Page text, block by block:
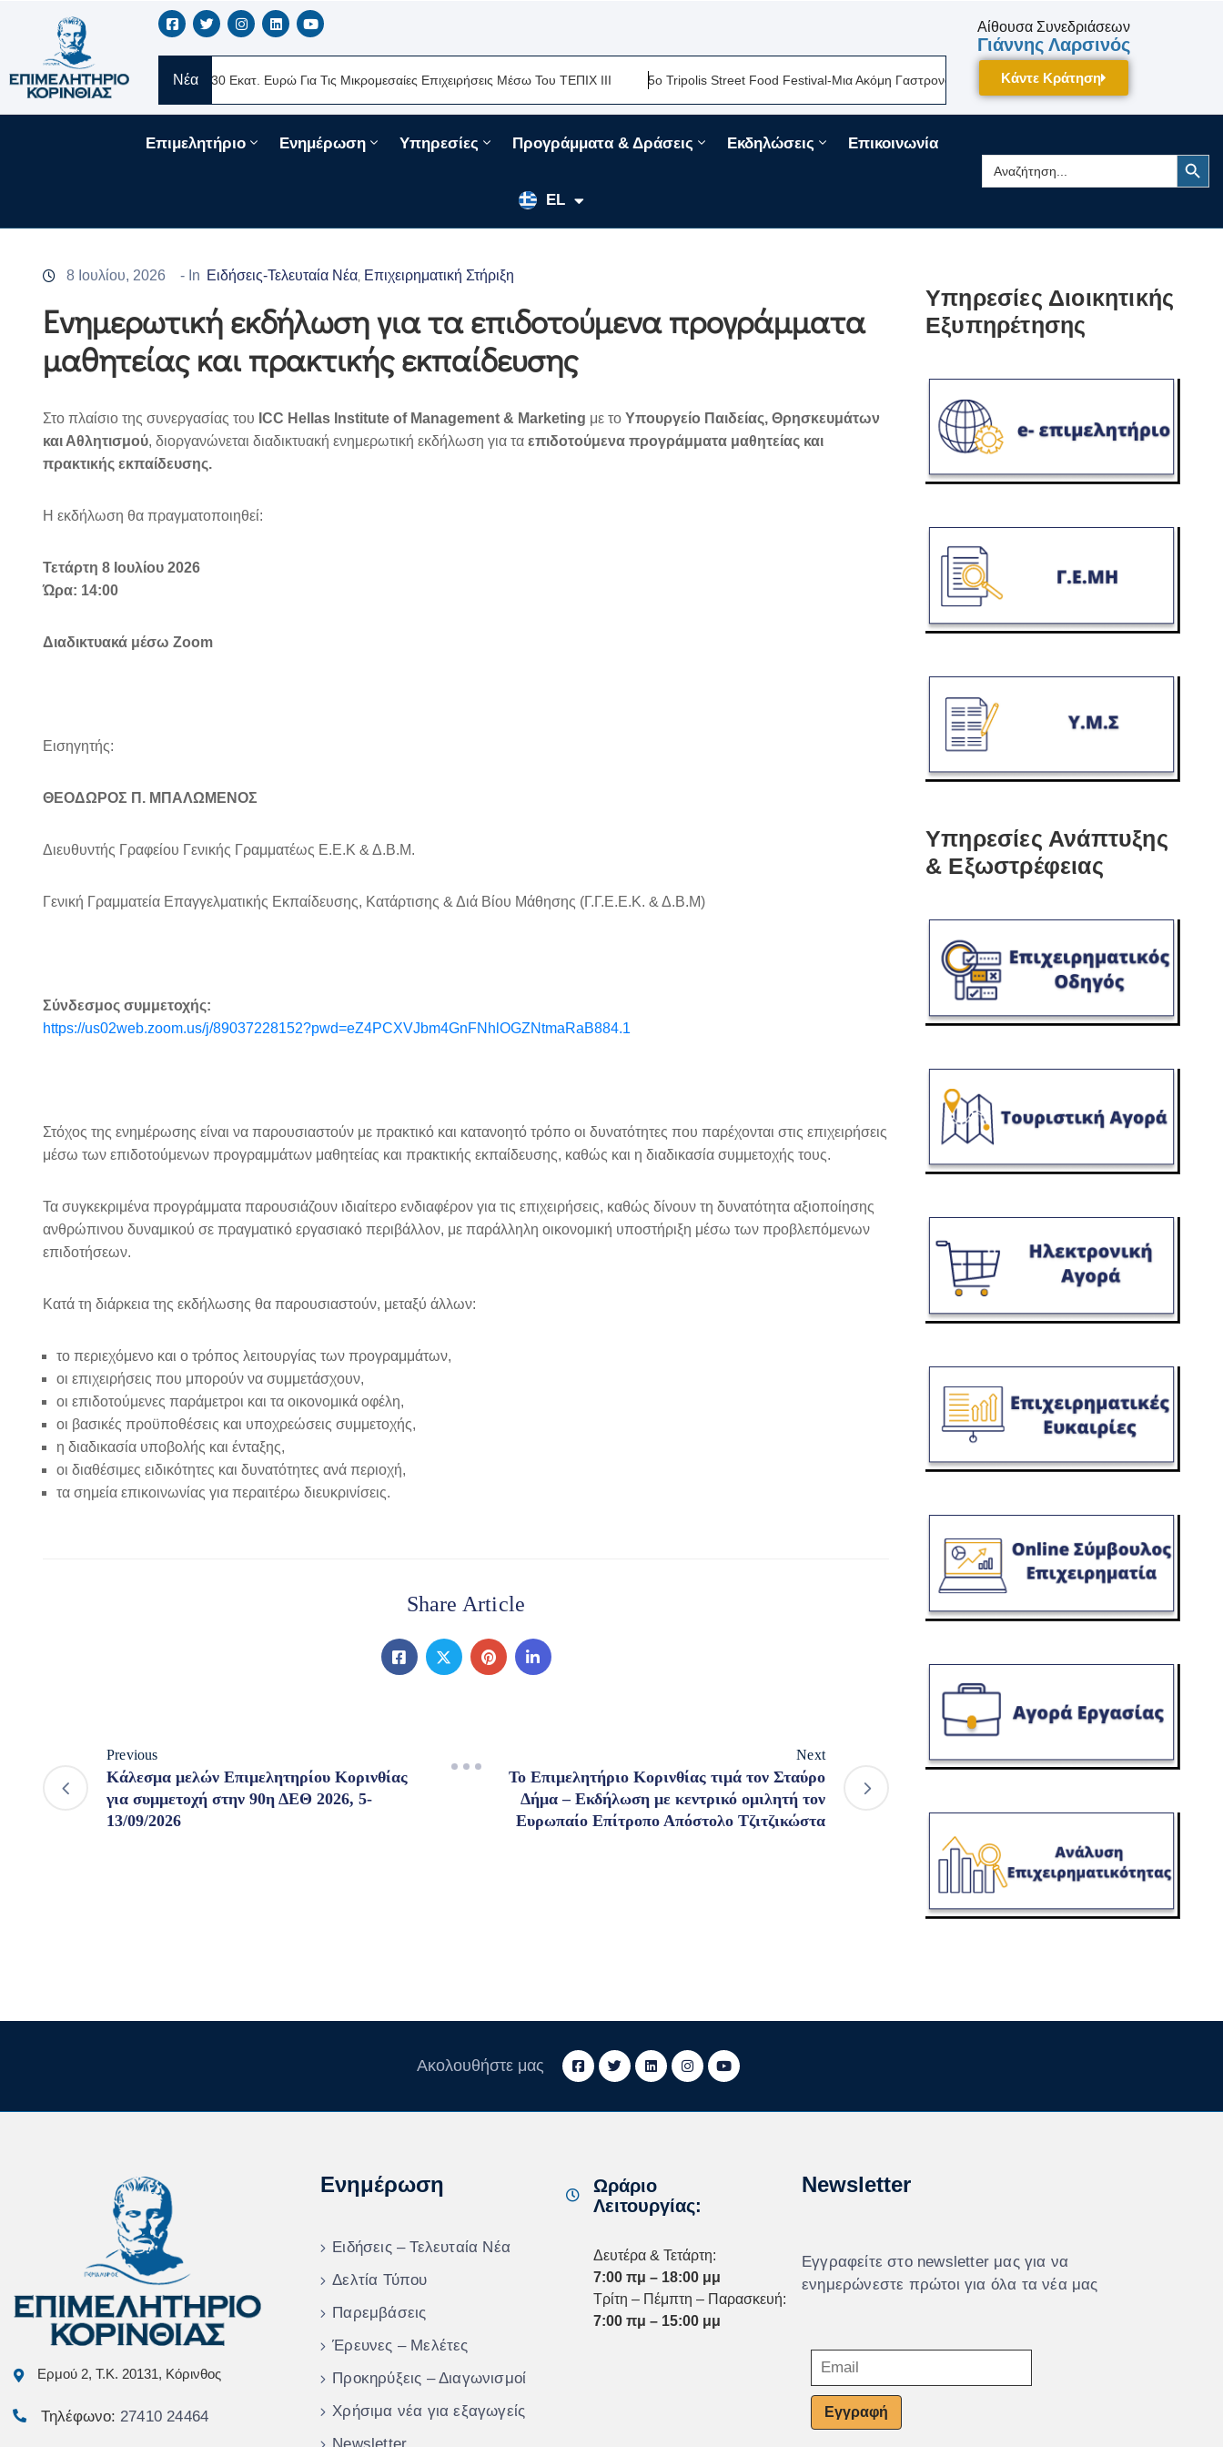
Νέα
Ελλάς Νέα Δάνεια 330 Εκατ. Ευρώ Για Τις Μικρομεσαίες Επιχειρήσεις Μέσω Του ΤΕΠΙΧ ΙΙΙ 5ο Tripolis Street Food Festival-Μια Ακόμη Γαστρονομική Γιορτή Της Πελοποννήσου Δίνει Ραντεβού Τον
Αίθουσα Συνεδριάσεων
Γιάννης Λαρσινός
Κάντε Κράτηση
Επιμελητήριο Ενημέρωση Υπηρεσίες Προγράμματα & Δράσεις Εκδηλώσεις Επικοινωνία
EL
EN
FR
Search
for:
Search Button
8 Ιουλίου, 2026 - In Ειδήσεις-Τελευταία Νέα Επιχειρηματική Στήριξη
Ενημερωτική εκδήλωση για τα επιδοτούμενα προγράμματα
μαθητείας και πρακτικής εκπαίδευσης
Στο πλαίσιο της συνεργασίας του ICC Hellas Institute of Management & Marketing με το Υπουργείο Παιδείας, Θρησκευμάτων
και Αθλητισμού, διοργανώνεται διαδικτυακή ενημερωτική εκδήλωση για τα επιδοτούμενα προγράμματα μαθητείας και
πρακτικής εκπαίδευσης.
Η εκδήλωση θα πραγματοποιηθεί:
Τετάρτη 8 Ιουλίου 2026
Ώρα: 14:00
Διαδικτυακά μέσω Zoom
Εισηγητής:
ΘΕΟΔΩΡΟΣ Π. ΜΠΑΛΩΜΕΝΟΣ
Διευθυντής Γραφείου Γενικής Γραμματέως Ε.Ε.Κ & Δ.Β.Μ.
Γενική Γραμματεία Επαγγελματικής Εκπαίδευσης, Κατάρτισης & Διά Βίου Μάθησης (Γ.Γ.Ε.Ε.Κ. & Δ.Β.Μ)
Σύνδεσμος συμμετοχής:
https://us02web.zoom.us/j/89037228152?pwd=eZ4PCXVJbm4GnFNhlOGZNtmaRaB884.1
Στόχος της ενημέρωσης είναι να παρουσιαστούν με πρακτικό και κατανοητό τρόπο οι δυνατότητες που παρέχονται στις επιχειρήσεις
μέσω των επιδοτούμενων προγραμμάτων μαθητείας και πρακτικής εκπαίδευσης, καθώς και η διαδικασία συμμετοχής τους.
Τα συγκεκριμένα προγράμματα παρουσιάζουν ιδιαίτερο ενδιαφέρον για τις επιχειρήσεις, καθώς δίνουν τη δυνατότητα αξιοποίησης
ανθρώπινου δυναμικού σε πραγματικό εργασιακό περιβάλλον, με παράλληλη οικονομική υποστήριξη μέσω των προβλεπόμενων
επιδοτήσεων.
Κατά τη διάρκεια της εκδήλωσης θα παρουσιαστούν, μεταξύ άλλων:
το περιεχόμενο και ο τρόπος λειτουργίας των προγραμμάτων,
οι επιχειρήσεις που μπορούν να συμμετάσχουν,
οι επιδοτούμενες παράμετροι και τα οικονομικά οφέλη,
οι βασικές προϋποθέσεις και υποχρεώσεις συμμετοχής,
η διαδικασία υποβολής και ένταξης,
οι διαθέσιμες ειδικότητες και δυνατότητες ανά περιοχή,
τα σημεία επικοινωνίας για περαιτέρω διευκρινίσεις.
Share Article
Previous
Κάλεσμα μελών Επιμελητηρίου Κορινθίας
για συμμετοχή στην 90η ΔΕΘ 2026, 5-
13/09/2026
Next
Το Επιμελητήριο Κορινθίας τιμά τον Σταύρο
Δήμα – Εκδήλωση με κεντρικό ομιλητή τον
Ευρωπαίο Επίτροπο Απόστολο Τζιτζικώστα
Υπηρεσίες Διοικητικής
Εξυπηρέτησης
Υπηρεσίες Ανάπτυξης
& Εξωστρέφειας
Ακολουθήστε μας
Ερμού 2, Τ.Κ. 20131, Κόρινθος
Τηλέφωνο: 27410 24464
Ενημέρωση
Ειδήσεις – Τελευταία Νέα
Δελτία Τύπου
Παρεμβάσεις
Έρευνες – Μελέτες
Προκηρύξεις – Διαγωνισμοί
Χρήσιμα νέα για εξαγωγείς
Ωράριο
Λειτουργίας:
Δευτέρα & Τετάρτη:
7:00 πμ – 18:00 μμ
Τρίτη – Πέμπτη – Παρασκευή:
7:00 πμ – 15:00 μμ
Newsletter
Εγγραφείτε στο newsletter μας για να
ενημερώνεστε πρώτοι για όλα τα νέα μας
Εγγραφή